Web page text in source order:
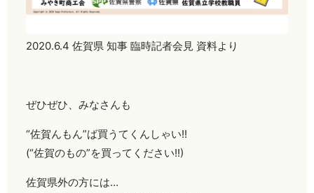
2020.6.4 佐賀県 知事 臨時記者会見 資料より
ぜひぜひ、みなさんも
“佐賀んもん”ば買うてくんしゃい!!
(“佐賀のもの”を買ってください!!)
佐賀県外の方には…